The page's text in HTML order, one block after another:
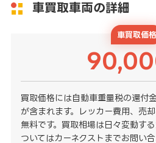
車買取車両の詳細
車買取価格
買取価格には自動車重量税の還付
が含まれます。レッカー費用、売
無料です。買取相場は日々変動す
ついてはカーネクストまでお問い合